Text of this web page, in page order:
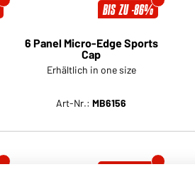
BIS ZU -86%
6 Panel Micro-Edge Sports
Cap
Erhältlich in one size